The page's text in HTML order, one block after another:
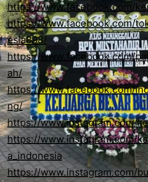
https://www.facebook.com/
https://www.facebook.com/
esia898/
https://www.facebook.com/
ah/
https://www.facebook.com/
ng/
https://www.instagram.com/
https://www.instagram.com/
a_indonesia
https://www.instagram.com/